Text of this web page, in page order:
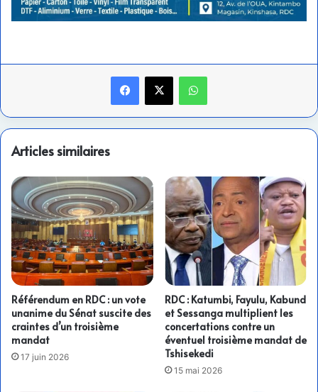
Facebook
X WhatsApp
Articles similaires
Référendum en RDC : un vote
unanime du Sénat suscite des
craintes d’un troisième
mandat
17 juin 2026
RDC : Katumbi, Fayulu, Kabund
et Sessanga multiplient les
concertations contre un
éventuel troisième mandat de
Tshisekedi
15 mai 2026